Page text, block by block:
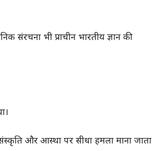
संरचना भी प्राचीन भारतीय ज्ञान की
और आस्था पर सीधा हमला माना जाता